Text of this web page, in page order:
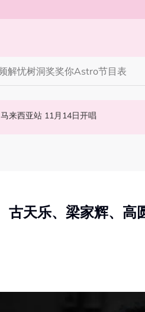
解忧树洞奖奖你Astro节目表
知多点 | 2026 农历七月鬼门开！10 大禁忌宁可信其有 少穿全黑、全白
官宣！邱锋泽《Bend The Lines》马来西亚站 11月14日开唱
！遭粉丝野生捕获要求合照！
古天乐、梁家辉、高